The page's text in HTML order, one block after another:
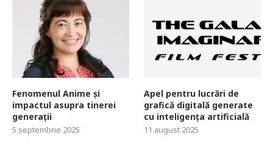
Fenomenul Anime și
impactul asupra tinerei
generații
5 septembrie 2025
Apel pentru lucrări de
grafică digitală generate
cu inteligența artificială
11 august 2025